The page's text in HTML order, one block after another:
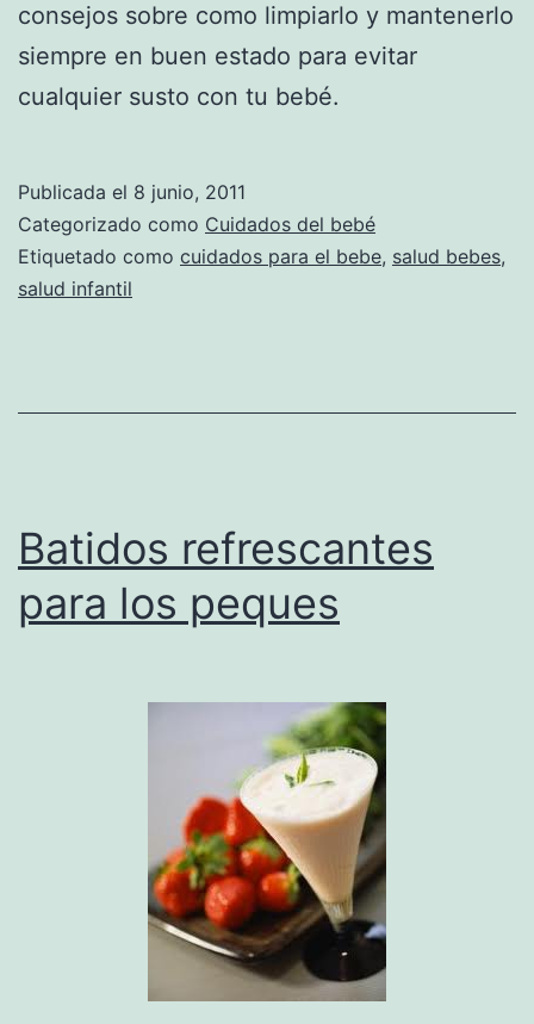
consejos sobre como limpiarlo y mantenerlo
siempre en buen estado para evitar
cualquier susto con tu bebé.
Publicada el 8 junio, 2011
Categorizado como Cuidados del bebé
Etiquetado como cuidados para el bebe, salud bebes,
salud infantil
Batidos refrescantes
para los peques